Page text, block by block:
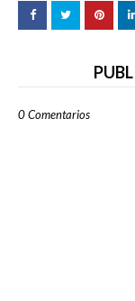
0 Comentarios